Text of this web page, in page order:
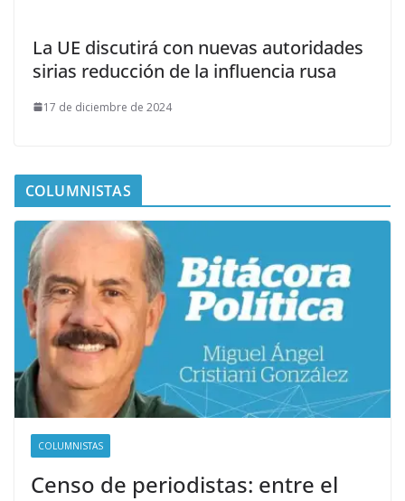
La UE discutirá con nuevas autoridades
sirias reducción de la influencia rusa
17 de diciembre de 2024
COLUMNISTAS
COLUMNISTAS
Censo de periodistas: entre el